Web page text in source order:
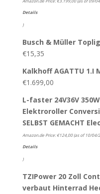
Details
)
Busch & Müller
€15,35
Kalkhoff AGATTU 1.I
€1.699,00
L-faster 24V36V
Elektroroller
SELBST GEMACHT
Amazon.de Price:€124,00(as of 10/04/
Details
)
TZIPower 20 Zoll
verbaut Hinterrad